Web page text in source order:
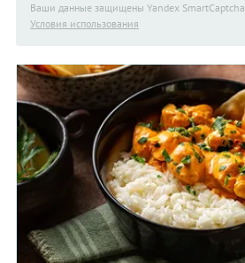
Ваши данные защищены Yandex SmartCaptcha
Условия использования